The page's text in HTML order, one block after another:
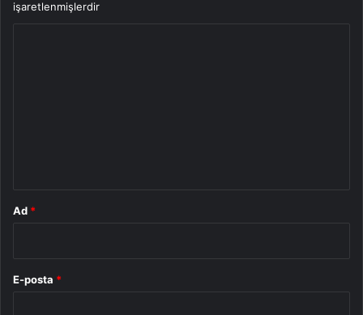
işaretlenmişlerdir
Ad *
E-posta *